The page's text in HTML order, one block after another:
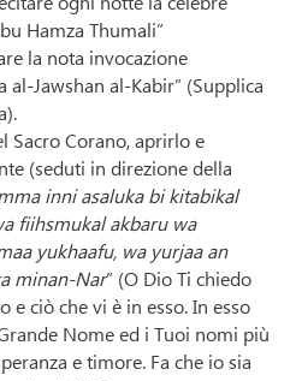
Hamza Thumali”
la nota invocazione
al-Jawshan al-Kabir” (Supplica
Sacro Corano, aprirlo e
(seduti in direzione della
inni asaluka bi kitabikal
fiihsmukal akbaru wa
yukhaafu, wa yurjaa an
minan-Nar” (O Dio Ti chiedo
e ciò che vi è in esso. In esso
Nome ed i Tuoi nomi più
e timore. Fa che io sia